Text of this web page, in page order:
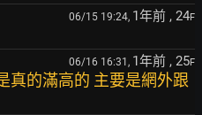
06/15 19:24, 1年前 , 24F
06/16 16:31, 1年前 , 25F
真的滿高的 主要是網外跟